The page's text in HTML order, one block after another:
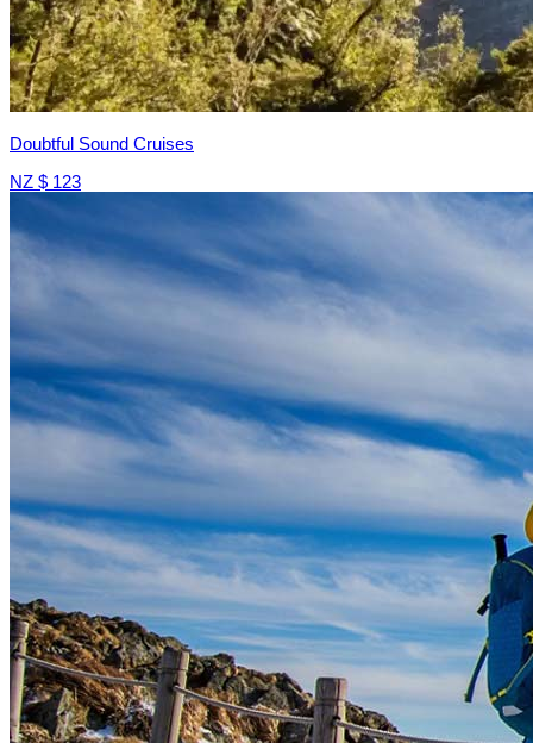
Doubtful Sound Cruises
NZ $ 123